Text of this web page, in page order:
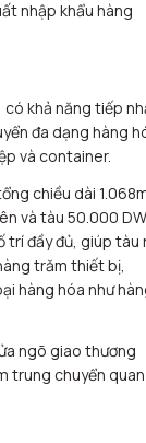
nhập khẩu hàng
có khả năng tiếp
đa dạng hàng
và container.
chiều dài
và tàu 50.000
trí đầy đủ, giúp tàu
trăm thiết bị,
hàng hóa như
ngõ giao thương
trung chuyển quan